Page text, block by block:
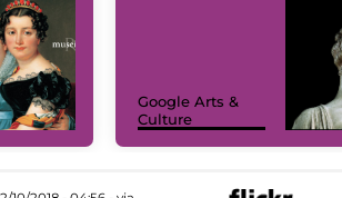
Google Arts &
Culture